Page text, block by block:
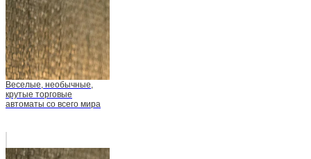
Веселые, необычные,
крутые торговые
автоматы со всего мира